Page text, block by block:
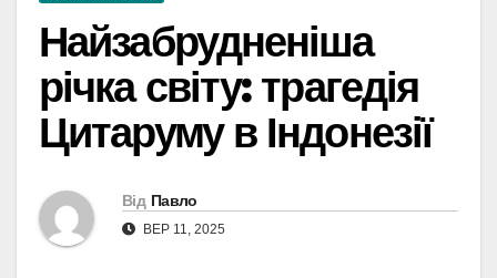
Найзабрудненіша
річка світу: трагедія
Цитаруму в Індонезії
Від Павло
ВЕР 11, 2025